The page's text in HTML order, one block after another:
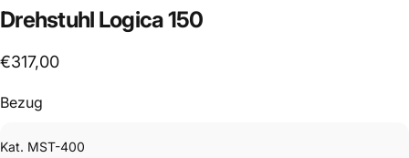
Drehstuhl Logica150
€317,00
Bezug